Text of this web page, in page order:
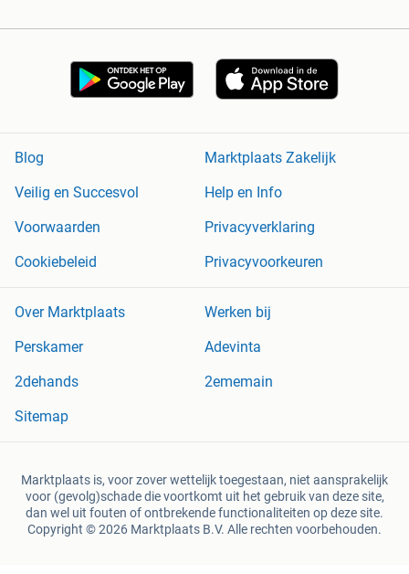
Blog
Marktplaats Zakelijk
Veilig en Succesvol
Help en Info
Voorwaarden
Privacyverklaring
Cookiebeleid
Privacyvoorkeuren
Over Marktplaats
Werken bij
Perskamer
Adevinta
2dehands
2ememain
Sitemap
Marktplaats is, voor zover wettelijk toegestaan, niet aansprakelijk
voor (gevolg)schade die voortkomt uit het gebruik van deze site,
dan wel uit fouten of ontbrekende functionaliteiten op deze site.
Copyright © 2026 Marktplaats B.V. Alle rechten voorbehouden.